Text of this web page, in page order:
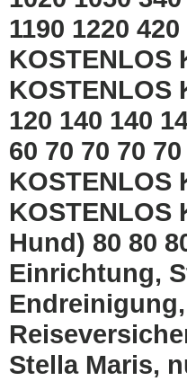
1190 1220
KOSTENLOS
KOSTENLOS
120 140 140
60 70 70 70
KOSTENLOS
Hund) 80 80
Einrichtung,
Stella Maris,